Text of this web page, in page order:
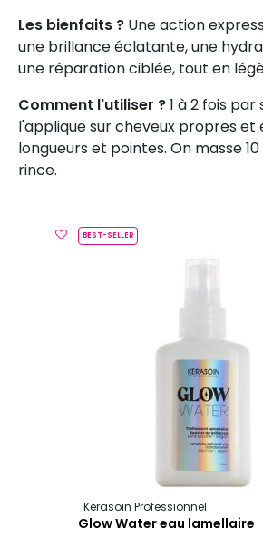
Les bienfaits ? Une action
une brillance éclatante, une
une réparation ciblée, tout en
Comment l'utiliser ?1 à 2 fois par
l'applique sur cheveux propres et
longueurs et pointes. On masse
rince.
Repair Rescue +
BEST-SELLER
Kerasoin Professionnel
Glow Water eau lamellaire